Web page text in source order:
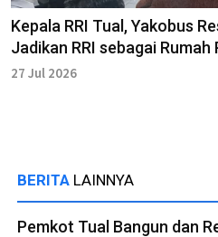
Kepala RRI Tual, Yakobus
Jadikan RRI sebagai Rumah
27 Jul 2026
BERITA LAINNYA
Pemkot Tual Bangun dan